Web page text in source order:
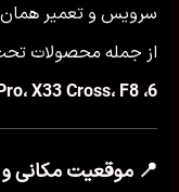
سرویس و تعمیر همان
از جمله محصولات
6، X55 Pro، X33 Cross، F8 و آریزو 8
📍 موقعیت مکانی